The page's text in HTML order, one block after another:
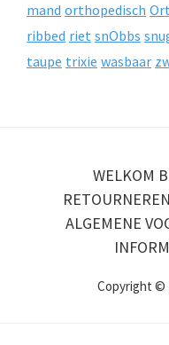
mand orthopedisch
ribbed riet snObbs
taupe trixie wasbaar
WELKOM
RETOURNEREN
ALGEMENE
Copyright ©